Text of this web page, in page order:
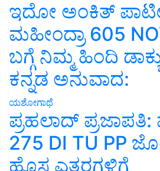
ಇದೋ ಅಂಕಿತ್
ಮಹೀಂದ್ರಾ 605
ಬಗ್ಗೆ ನಿಮ್ಮ ಹಿಂದಿ
ಕನ್ನಡ ಅನುವಾದ:
ಯಶೋಗಾಥೆ
ಪ್ರಹಲಾದ್ ಪ್ರಜಾಪತಿ:
275 DI TU PP
ಹೊಸ ಎತ್ತರಗಳಿಗೆ